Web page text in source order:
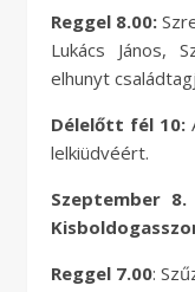
Reggel 8.00:
Lukács János,
elhunyt
Délelőtt fél 10:
lelkiüdvéért.
Szeptember
Reggel 7.00: